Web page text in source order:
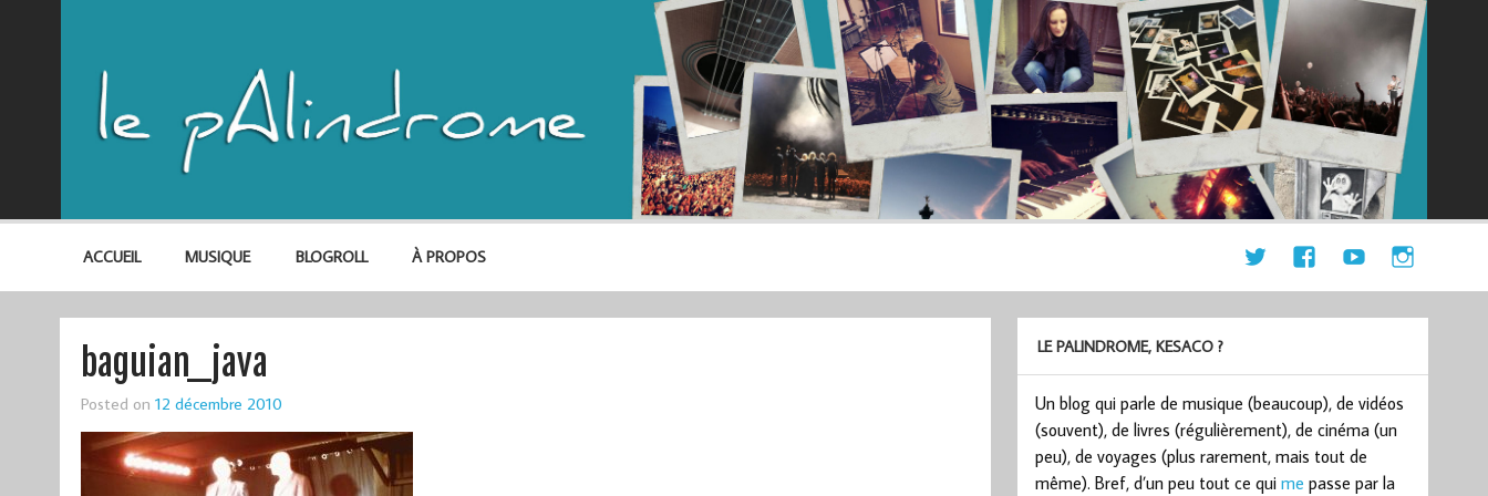
ACCUEIL MUSIQUE BLOGROLL À PROPOS
baguian_java
Posted on 12 décembre 2010
LE PALINDROME, KESACO ?
Un blog qui parle de musique (beaucoup), de vidéos
(souvent), de livres (régulièrement), de cinéma (un
peu), de voyages (plus rarement, mais tout de
même). Bref, d’un peu tout ce quime passe par la